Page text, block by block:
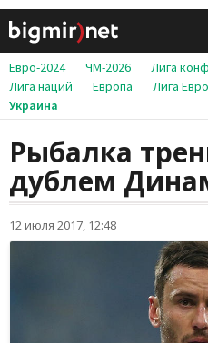
Евро-2024 ЧМ-2026 Лига
Лига наций
Европа Лига
Украина
Рыбалка
дублем
12 июля 2017, 12:48